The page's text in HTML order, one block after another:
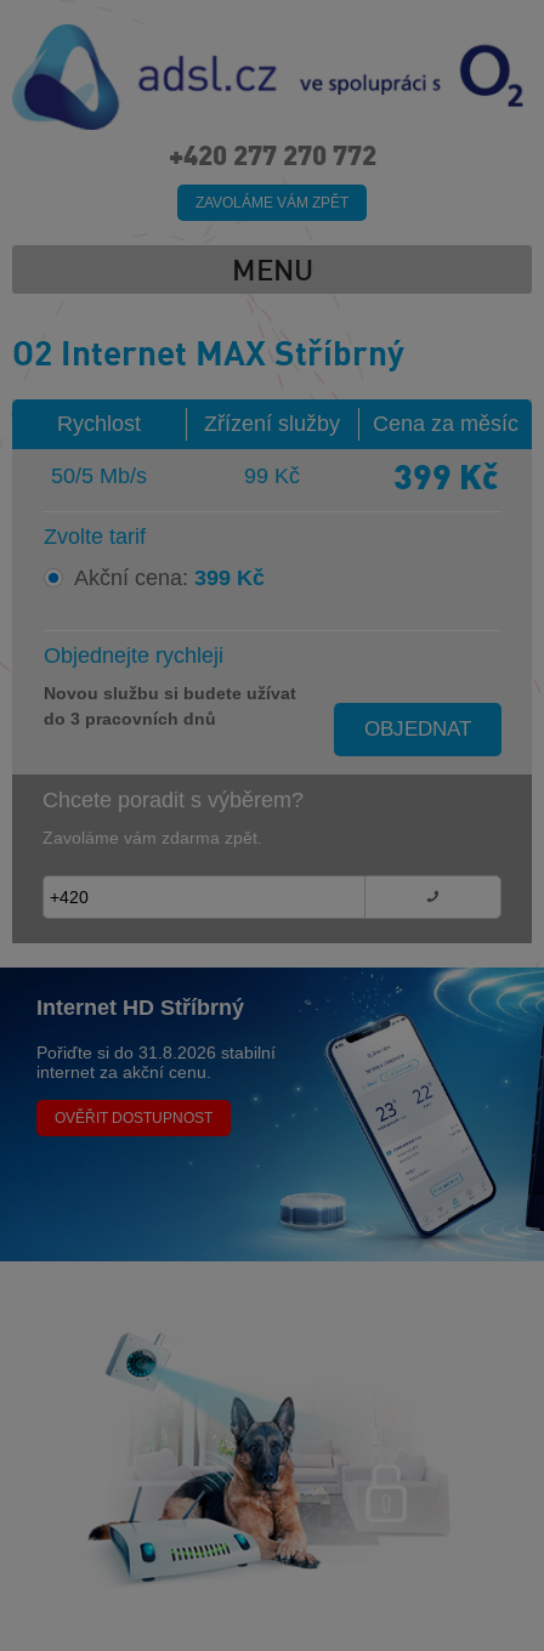
+420 277 270 772
ZAVOLÁME VÁM ZPĚT
MENU
O2 Internet MAX Stříbrný
Rychlost
50/5 Mb/s
Zřízení služby
99 Kč
Cena za měsíc
399 Kč
Zvolte tarif
Akční cena: 399 Kč
Objednejte rychleji
Novou službu si budete užívat
do 3 pracovních dnů
OBJEDNAT
Chcete poradit s výběrem?
Zavoláme vám zdarma zpět.
Internet HD Stříbrný
Pořiďte si do 31.8.2026 stabilní
internet za akční cenu.
OVĚŘIT DOSTUPNOST